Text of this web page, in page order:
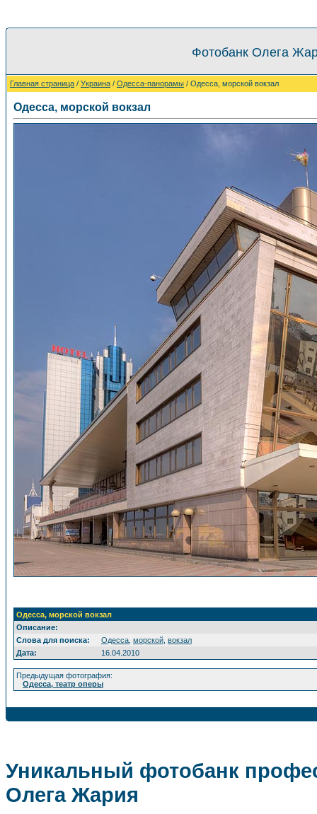
Фотобанк Олега
Главная страница / Украина / Одесса-панорамы / Одесса, морской вокзал
Одесса, морской вокзал
Одесса, морской вокзал
Описание:
Слова для поиска:
Одесса морской вокзал
Дата:
16.04.2010
Предыдущая фотография:
Одесса, театр оперы
Уникальный фотобанк
Олега Жария